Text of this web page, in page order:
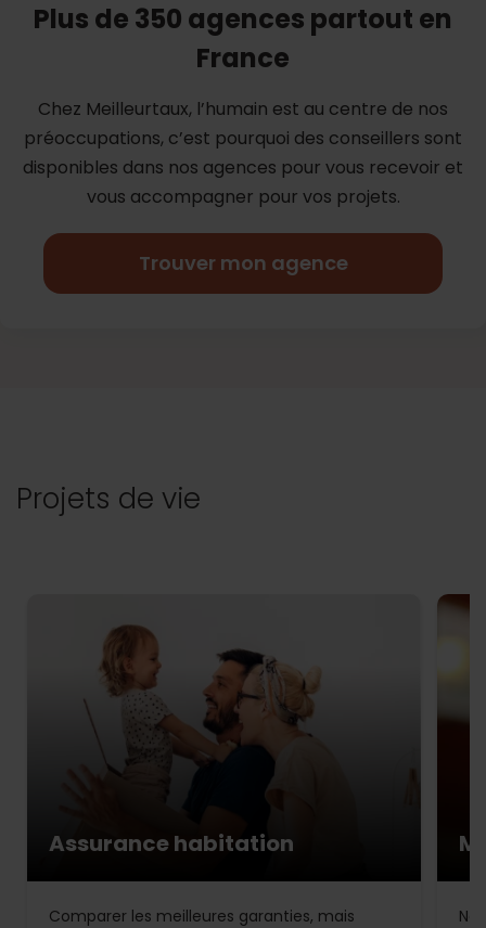
Plus de 350 agences partout en
France
Chez Meilleurtaux, l’humain est au centre de nos
préoccupations, c’est pourquoi des conseillers sont
disponibles dans nos agences pour vous recevoir et
vous accompagner pour vos projets.
Trouver mon agence
Projets de vie
Assurance habitation
Comparer les meilleures garanties, mais